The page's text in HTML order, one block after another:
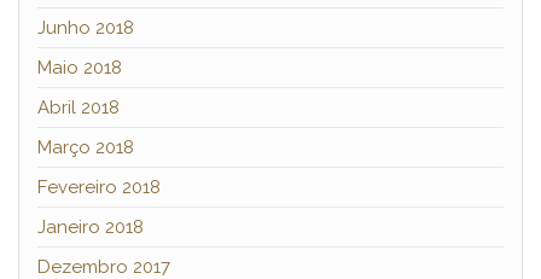
Junho 2018
Maio 2018
Abril 2018
Março 2018
Fevereiro 2018
Janeiro 2018
Dezembro 2017